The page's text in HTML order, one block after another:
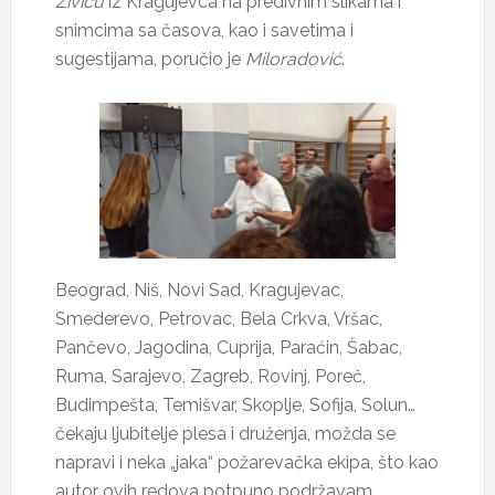
snimcima sa časova, kao i savetima i
sugestijama, poručio je Miloradović.
Beograd, Niš, Novi Sad, Kragujevac,
Smederevo, Petrovac, Bela Crkva, Vršac,
Pančevo, Jagodina, Cuprija, Paraćin, Šabac,
Ruma, Sarajevo, Zagreb, Rovinj, Poreč,
Budimpešta, Temišvar, Skoplje, Sofija, Solun…
čekaju ljubitelje plesa i druženja, možda se
napravi i neka „jaka“ požarevačka ekipa, što kao
autor ovih redova potpuno podržavam.